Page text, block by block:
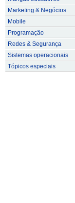
Marketing & Negócios
Mobile
Programação
Redes & Segurança
Sistemas operacionais
Tópicos especiais